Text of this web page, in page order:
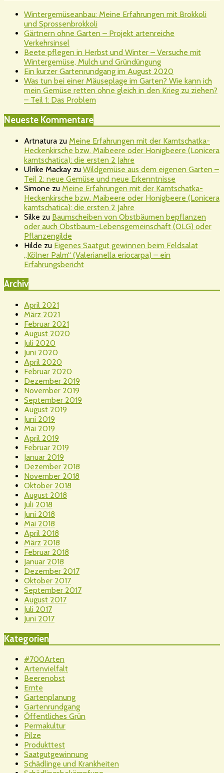
Wintergemüseanbau: Meine Erfahrungen mit Brokkoli
und Sprossenbrokkoli
Gärtnern ohne Garten – Projekt artenreiche
Verkehrsinsel
Beete pflegen in Herbst und Winter – Versuche mit
Wintergemüse, Mulch und Gründüngung
Ein kurzer Gartenrundgang im August 2020
Was tun bei einer Mäuseplage im Garten? Wie kann ich
mein Gemüse retten ohne gleich in den Krieg zu ziehen?
– Teil 1: Das Problem
Neueste Kommentare
Artnatura zu Meine Erfahrungen mit der Kamtschatka-
Heckenkirsche bzw. Maibeere oder Honigbeere (Lonicera
kamtschatica): die ersten 2 Jahre
Ulrike Mackay zu Wildgemüse aus dem eigenen Garten –
Teil 2: neue Gemüse und neue Erkenntnisse
Simone zu Meine Erfahrungen mit der Kamtschatka-
Heckenkirsche bzw. Maibeere oder Honigbeere (Lonicera
kamtschatica): die ersten 2 Jahre
Silke zu Baumscheiben von Obstbäumen bepflanzen
oder auch Obstbaum-Lebensgemeinschaft (OLG) oder
Pflanzengilde
Hilde zu Eigenes Saatgut gewinnen beim Feldsalat
„Kölner Palm“ (Valerianella eriocarpa) – ein
Erfahrungsbericht
Archiv
April 2021
März 2021
Februar 2021
August 2020
Juli 2020
Juni 2020
April 2020
Februar 2020
Dezember 2019
November 2019
September 2019
August 2019
Juni 2019
Mai 2019
April 2019
Februar 2019
Januar 2019
Dezember 2018
November 2018
Oktober 2018
August 2018
Juli 2018
Juni 2018
Mai 2018
April 2018
März 2018
Februar 2018
Januar 2018
Dezember 2017
Oktober 2017
September 2017
August 2017
Juli 2017
Juni 2017
Kategorien
#700Arten
Artenvielfalt
Beerenobst
Ernte
Gartenplanung
Gartenrundgang
Öffentliches Grün
Permakultur
Pilze
Produkttest
Saatgutgewinnung
Schädlinge und Krankheiten